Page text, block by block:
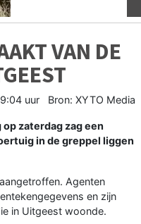
VAN DE
uur Bron: XYTO Media
op zaterdag zag een
in de greppel liggen
Agenten
en zijn
in Uitgeest woonde.